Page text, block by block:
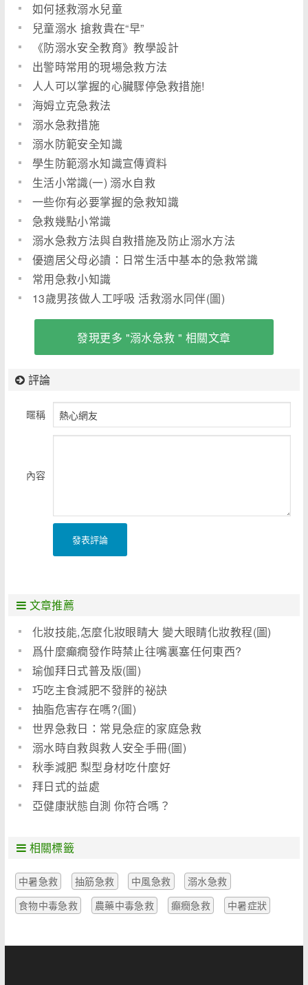
如何拯救溺水兒童
兒童溺水 搶救貴在“早”
《防溺水安全教育》教學設計
出警時常用的現場急救方法
人人可以掌握的心臟驟停急救措施!
海姆立克急救法
溺水急救措施
溺水防範安全知識
學生防範溺水知識宣傳資料
生活小常識(一) 溺水自救
一些你有必要掌握的急救知識
急救幾點小常識
溺水急救方法與自救措施及防止溺水方法
優適居父母必讀：日常生活中基本的急救常識
常用急救小知識
13歲男孩做人工呼吸 活救溺水同伴(圖)
發現更多 "溺水急救 " 相關文章
評論
暱稱
內容
發表評論
文章推薦
化妝技能,怎麼化妝眼睛大 變大眼睛化妝教程(圖)
爲什麼癲癇發作時禁止往嘴裏塞任何東西?
瑜伽拜日式普及版(圖)
巧吃主食減肥不發胖的祕訣
抽脂危害存在嗎?(圖)
世界急救日：常見急症的家庭急救
溺水時自救與救人安全手冊(圖)
秋季減肥 梨型身材吃什麼好
拜日式的益處
亞健康狀態自測 你符合嗎？
相關標籤
中暑急救 抽筋急救 中風急救
溺水急救
食物中毒急救
農藥中毒急救 癲癇急救 中暑症狀